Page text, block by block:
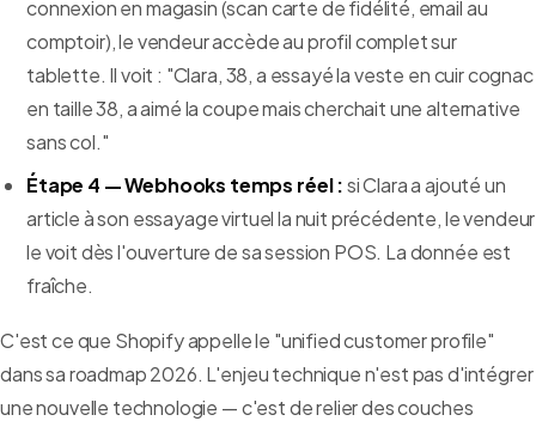
connexion en magasin (scan carte de fidélité, email au
comptoir), le vendeur accède au profil complet sur
tablette. Il voit : "Clara, 38, a essayé la veste en cuir cognac
en taille 38, a aimé la coupe mais cherchait une alternative
sans col."
Étape 4 — Webhooks temps réel :si Clara a ajouté un
article à son essayage virtuel la nuit précédente, le vendeur
le voit dès l'ouverture de sa session POS. La donnée est
fraîche.
C'est ce que Shopify appelle le "unified customer profile"
dans sa roadmap 2026. L'enjeu technique n'est pas d'intégrer
une nouvelle technologie — c'est de relier des couches